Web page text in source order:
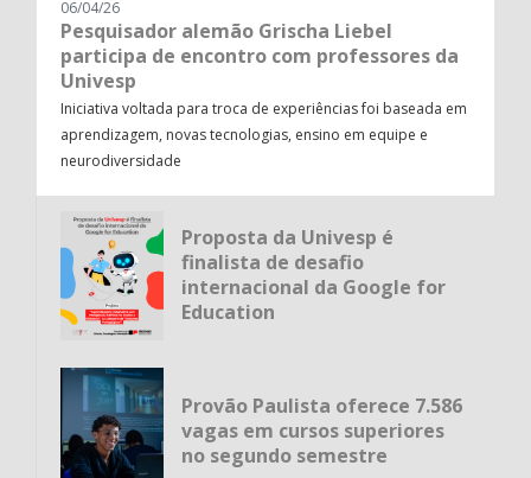
06/04/26
Pesquisador alemão Grischa Liebel
participa de encontro com professores da
Univesp
Iniciativa voltada para troca de experiências foi baseada em
aprendizagem, novas tecnologias, ensino em equipe e
neurodiversidade
Proposta da Univesp é
finalista de desafio
internacional da Google for
Education
Provão Paulista oferece 7.586
vagas em cursos superiores
no segundo semestre